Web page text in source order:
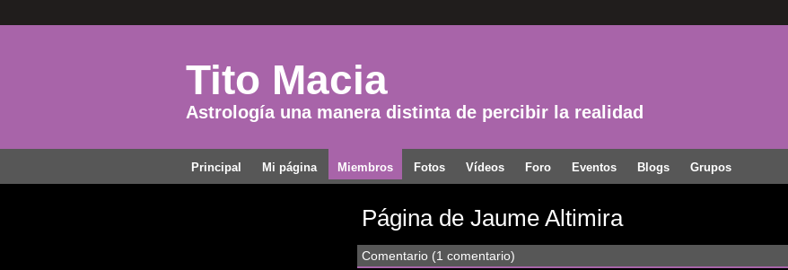
Tito Macia
Astrología una manera distinta de percibir la realidad
Principal Mi página Miembros Fotos Vídeos Foro Eventos Blogs Grupos
Página de Jaume Altimira
Comentario (1 comentario)